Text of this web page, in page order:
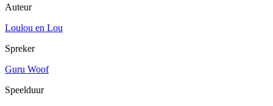
Auteur
Loulou en Lou
Spreker
Guru Woof
Speelduur